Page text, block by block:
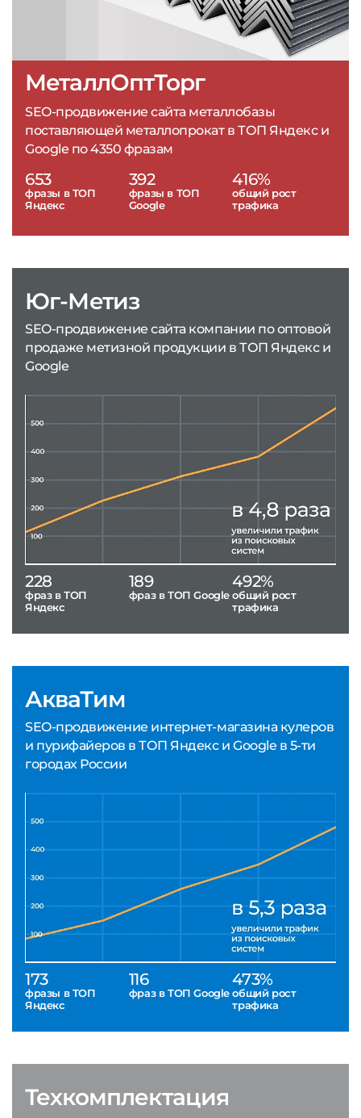
МеталлОптТорг
SEO-продвижение сайта металлобазы
поставляющей металлопрокат в ТОП Яндекс и
Google по 4350 фразам
653
фразы в ТОП
Яндекс
392
фразы в ТОП
Google
416%
общий рост
трафика
АкваТим
SEO-продвижение интернет-магазина кулеров
и пурифайеров в ТОП Яндекс и Google в 5-ти
городах России
173
фразы в ТОП
Яндекс
116
фраз в ТОП Google
473%
общий рост
трафика
Юг-Метиз
SEO-продвижение сайта компании по оптовой
продаже метизной продукции в ТОП Яндекс и
Google
228
фраз в ТОП
Яндекс
189
фраз в ТОП Google
492%
общий рост
трафика
Техкомплектация